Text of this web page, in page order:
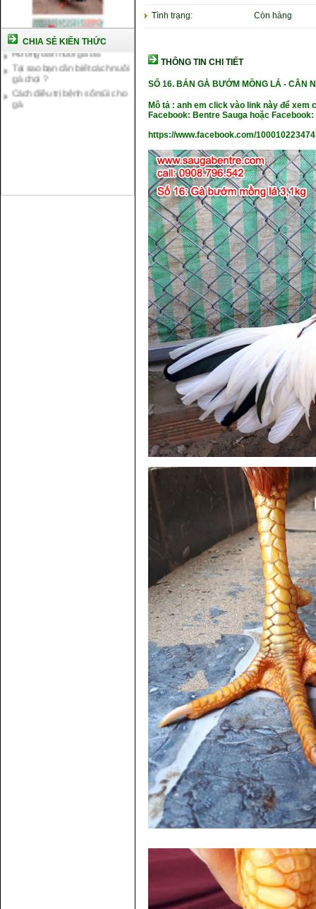
CHIA SẺ KIẾN THỨC
chủng
Kỹ thuật nuôi gà con mới nở
Hướng dẫn nuôi gà đá
gà chọi ?
Cách điều trị bệnh sổ mũi cho
gà
Tình trạng: Còn hàng
THÔNG TIN CHI TIẾT
SỐ 16.BÁN GÀ BƯỚM MỒNG LÁ -CÂN
Mô tả : anh em click vào link này để
Facebook: Bentre Sauga hoặc Facebook:
https://www.facebook.com/